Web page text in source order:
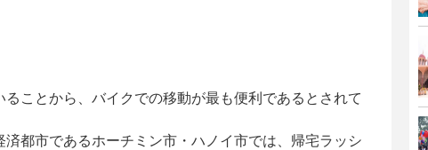
ことから、バイクでの移動が最も便利であるとされて
都市であるホーチミン市・ハノイ市では、帰宅ラッシ